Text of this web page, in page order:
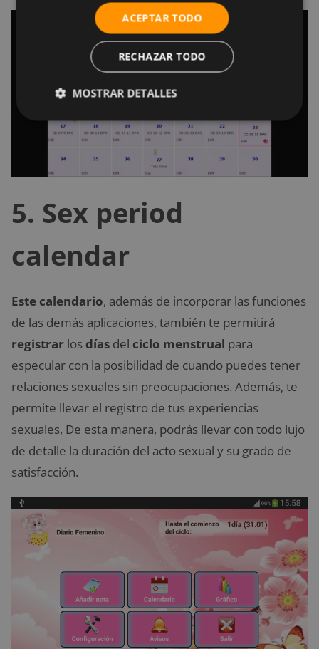
5. Sex period
calendar
Este calendario, además de incorporar las funciones
de las demás aplicaciones, también te permitirá
registrar los días del ciclo menstrual para
especular con la posibilidad de cuando puedes tener
relaciones sexuales sin preocupaciones. Además, te
permite llevar el registro de tus experiencias
sexuales, De esta manera, podrás llevar con todo lujo
de detalle la duración del acto sexual y su grado de
satisfacción.
ACEPTAR TODO
RECHAZAR TODO
MOSTRAR DETALLES